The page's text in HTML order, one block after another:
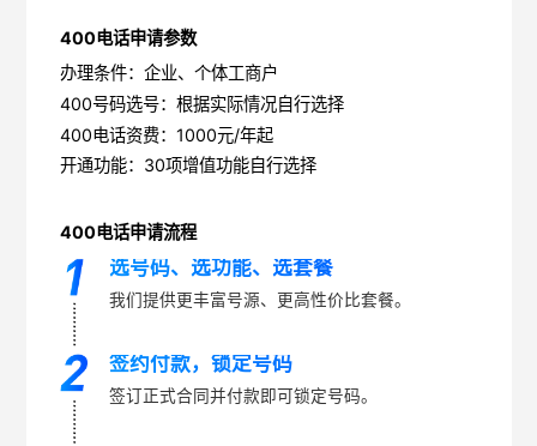
400电话申请参数
办理条件：企业、个体工商户
400号码选号：根据实际情况自行选择
400电话资费：1000元/年起
开通功能：30项增值功能自行选择
400电话申请流程
选号码、选功能、选套餐
我们提供更丰富号源、更高性价比套餐。
签约付款，锁定号码
签订正式合同并付款即可锁定号码。